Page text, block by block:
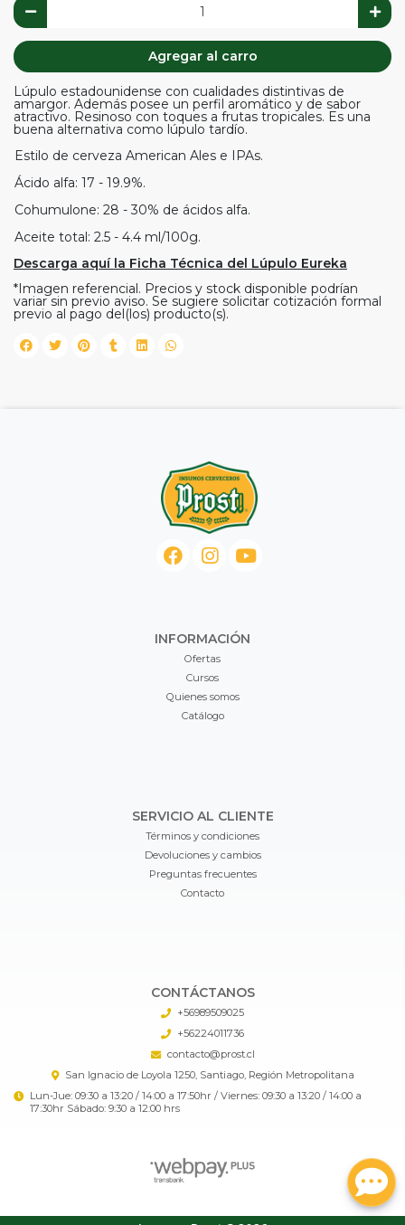
Agregar al carro
Lúpulo estadounidense con cualidades distintivas de
amargor. Además posee un perfil aromático y de sabor
atractivo. Resinoso con toques a frutas tropicales. Es una
buena alternativa como lúpulo tardío.
Estilo de cerveza American Ales e IPAs.
Ácido alfa: 17 - 19.9%.
Cohumulone: 28 - 30% de ácidos alfa.
Aceite total: 2.5 - 4.4 ml/100g.
Descarga aquí la Ficha Técnica del Lúpulo Eureka
*Imagen referencial. Precios y stock disponible podrían
variar sin previo aviso. Se sugiere solicitar cotización formal
previo al pago del(los) producto(s).
INFORMACIÓN
Ofertas
Cursos
Quienes somos
Catálogo
SERVICIO AL CLIENTE
Términos y condiciones
Devoluciones y cambios
Preguntas frecuentes
Contacto
CONTÁCTANOS
+56989509025
+56224011736
contacto@prost.cl
San Ignacio de Loyola 1250, Santiago, Región Metropolitana
Lun-Jue: 09:30 a 13:20 / 14:00 a 17:50hr / Viernes: 09:30 a 13:20 / 14:00 a
17:30hr Sábado: 9:30 a 12:00 hrs